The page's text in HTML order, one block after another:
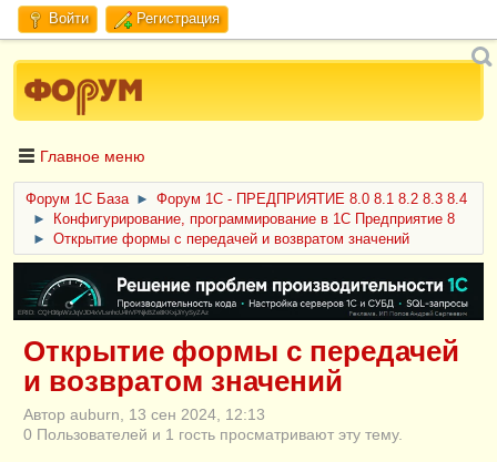
Войти Регистрация
Главное меню
Форум 1C База ►
Форум 1С - ПРЕДПРИЯТИЕ 8.0 8.1 8.2 8.3 8.4
►
Конфигурирование, программирование в 1С Предприятие 8
►
Открытие формы с передачей и возвратом значений
ERID: CQH36pWzJqVJD4xVLsnhcU4hVPNjkBZe8KKxjJiYySyZAz
Открытие формы с передачей
и возвратом значений
Автор auburn, 13 сен 2024, 12:13
0 Пользователей и 1 гость просматривают эту тему.